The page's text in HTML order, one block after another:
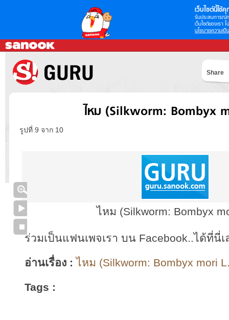
เว็บไซต์นี้ใช้คุ
รับประสบการณ์
เว็บไซต์ของเรา
นโยบายความเป็
Share
ไหม (Silkworm: Bombyx
รูปที่ 9 จาก 10
ไหม (Silkworm: Bombyx
ร่วมเป็นแฟนเพจเรา บน Facebook..ได้ที่นี่เ
อ่านเรื่อง : ไหม (Silkworm: Bombyx mori
Tags :